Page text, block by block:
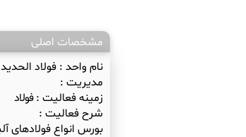
مشخصات اصلی
نام واحد :فولاد الحدید
مدیریت :
زمینه فعالیت :فولاد
شرح فعالیت :